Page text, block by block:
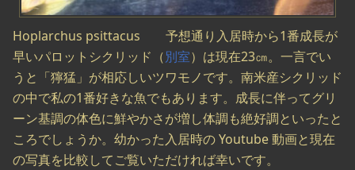
Hoplarchus psittacus 予想通り入居時から1番成長が
早いパロットシクリッド（別室）は現在23㎝。一言でい
うと「獰猛」が相応しいツワモノです。南米産シクリッド
の中で私の1番好きな魚でもあります。成長に伴ってグリ
ーン基調の体色に鮮やかさが増し体調も絶好調といったと
ころでしょうか。幼かった入居時の Youtube 動画と現在
の写真を比較してご覧いただければ幸いです。